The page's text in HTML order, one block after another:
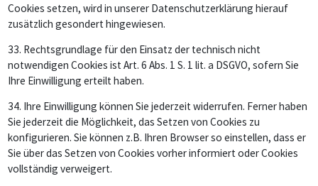
Cookies setzen, wird in unserer Datenschutzerklärung hierauf
zusätzlich gesondert hingewiesen.
33. Rechtsgrundlage für den Einsatz der technisch nicht
notwendigen Cookies ist Art. 6 Abs. 1 S. 1 lit. a DSGVO, sofern Sie
Ihre Einwilligung erteilt haben.
34. Ihre Einwilligung können Sie jederzeit widerrufen. Ferner haben
Sie jederzeit die Möglichkeit, das Setzen von Cookies zu
konfigurieren. Sie können z.B. Ihren Browser so einstellen, dass er
Sie über das Setzen von Cookies vorher informiert oder Cookies
vollständig verweigert.